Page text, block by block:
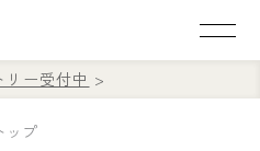
ー受付中
ップ